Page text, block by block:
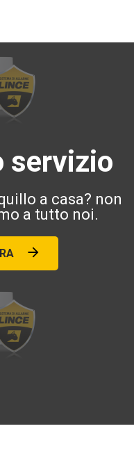
servizio
a casa? non
a tutto noi.